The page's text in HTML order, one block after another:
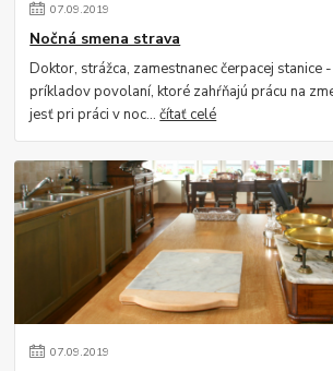
07.09.2019
Nočná smena strava
Doktor, strážca, zamestnanec čerpacej stanice
príkladov povolaní, ktoré zahŕňajú prácu na
jesť pri práci v noc...čítať celé
07.09.2019